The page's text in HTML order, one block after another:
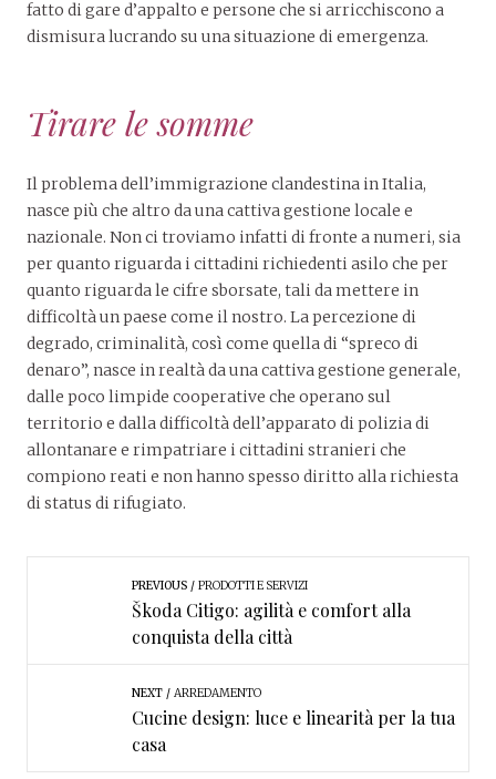
fatto di gare d’appalto e persone che si arricchiscono a
dismisura lucrando su una situazione di emergenza.
Tirare le somme
Il problema dell’immigrazione clandestina in Italia,
nasce più che altro da una cattiva gestione locale e
nazionale. Non ci troviamo infatti di fronte a numeri, sia
per quanto riguarda i cittadini richiedenti asilo che per
quanto riguarda le cifre sborsate, tali da mettere in
difficoltà un paese come il nostro. La percezione di
degrado, criminalità, così come quella di “spreco di
denaro”, nasce in realtà da una cattiva gestione generale,
dalle poco limpide cooperative che operano sul
territorio e dalla difficoltà dell’apparato di polizia di
allontanare e rimpatriare i cittadini stranieri che
compiono reati e non hanno spesso diritto alla richiesta
di status di rifugiato.
PREVIOUS PRODOTTI E SERVIZI
Škoda Citigo: agilità e comfort alla
conquista della città
NEXT ARREDAMENTO
Cucine design: luce e linearità per la tua
casa